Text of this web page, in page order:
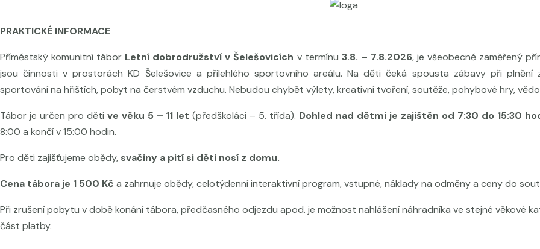
PRAKTICKÉ INFORMACE
Příměstský komunitní tábor Letní dobrodružství v Šelešovicích v termínu 3.8. – 7.8.2026, je všeobecně zaměřený
jsou činnosti v prostorách KD Šelešovice a přilehlého sportovního areálu. Na děti čeká spousta zábavy při plnění
sportování na hřištích, pobyt na čerstvém vzduchu. Nebudou chybět výlety, kreativní tvoření, soutěže, pohybové hry,
Tábor je určen pro děti ve věku 5 – 11 let (předškoláci – 5. třída). Dohled nad dětmi je zajištěn od 7:30 do 15:30
8:00 a končí v 15:00 hodin.
Pro děti zajišťujeme obědy, svačiny a pití si děti nosí z domu.
Cena tábora je 1 500 Kč a zahrnuje obědy, celotýdenní interaktivní program, vstupné, náklady na odměny a ceny do
Při zrušení pobytu v době konání tábora, předčasného odjezdu apod. je možnost nahlášení náhradníka ve stejné věkové
část platby.